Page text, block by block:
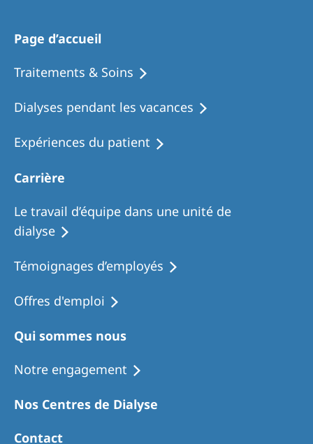
Page d’accueil
Traitements & Soins
Dialyses pendant les vacances
Expériences du patient
Carrière
Le travail d’équipe dans une unité de
dialyse
Témoignages d’employés
Offres d'emploi
Qui sommes nous
Notre engagement
Nos Centres de Dialyse
Contact